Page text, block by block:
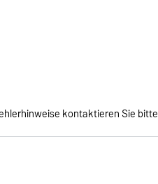
kontaktieren Sie bitte